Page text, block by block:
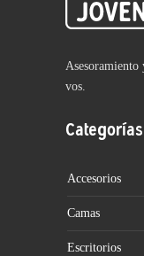
Asesoramiento
vos.
Accesorios
Camas
Escritorios